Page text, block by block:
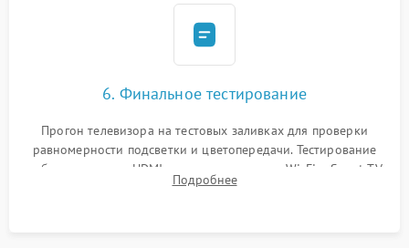
6. Финальное тестирование
Прогон телевизора на тестовых заливках для проверки
равномерности подсветки и цветопередачи. Тестирование
работы разъемов HDMI, динамиков, модуля Wi-Fi и Smart TV
в рабочем режиме в течение нескольких часов.
Подробнее